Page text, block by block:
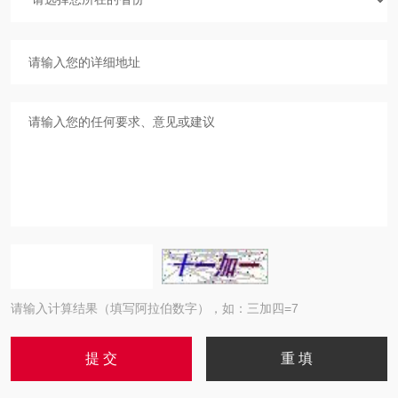
请输入计算结果（填写阿拉伯数字），如：三加四=7